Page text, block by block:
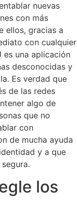
nuevas
con más
ellos, gracias a
con cualquier
es una aplicación
desconocidas y
Es verdad que
de las redes
algo de
que no
con
de mucha ayuda
y a que
los